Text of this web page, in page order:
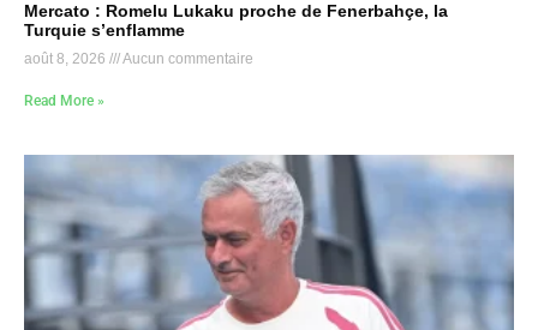
Mercato : Romelu Lukaku proche de Fenerbahçe, la
Turquie s’enflamme
août 8, 2026 Aucun commentaire
Read More »